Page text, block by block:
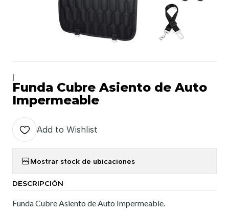
Funda Cubre Asiento de Auto
Impermeable
Add to Wishlist
Mostrar stock de ubicaciones
DESCRIPCIÓN
Funda Cubre Asiento de Auto Impermeable.